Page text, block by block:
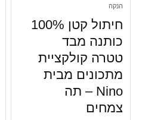
הנקה
חיתול קטן 100%
כותנה מבד
טטרה קולקציית
מתכונים מבית
Nino – תה
צמחים